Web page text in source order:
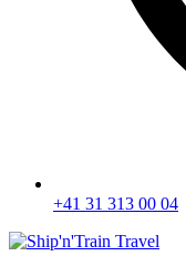
+41 31 313 00 04